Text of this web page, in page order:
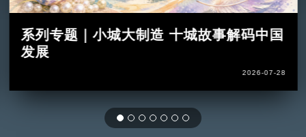
系列专题｜小城大制造 十城故事解码中国
发展
2026-07-28